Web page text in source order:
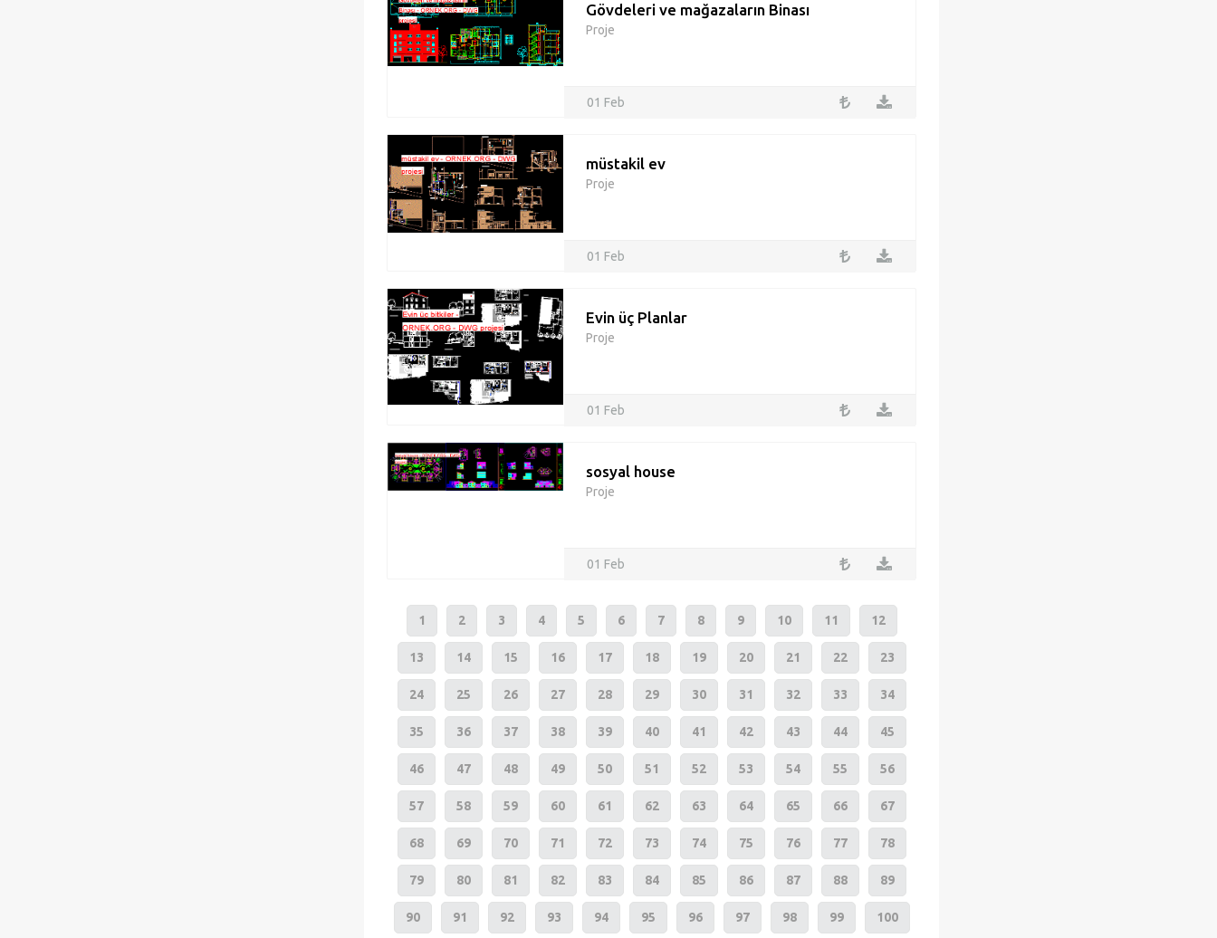
Gövdeleri ve mağazaların Binası
Proje
01 Feb
müstakil ev
Proje
01 Feb
Evin üç Planlar
Proje
01 Feb
sosyal house
Proje
01 Feb
1 2 3 4 5 6 7 8 9 10 11 12
13 14 15 16 17 18 19 20 21 22 23
24 25 26 27 28 29 30 31 32 33 34
35 36 37 38 39 40 41 42 43 44 45
46 47 48 49 50 51 52 53 54 55 56
57 58 59 60 61 62 63 64 65 66 67
68 69 70 71 72 73 74 75 76 77 78
79 80 81 82 83 84 85 86 87 88 89
90 91 92 93 94 95 96 97 98 99 100